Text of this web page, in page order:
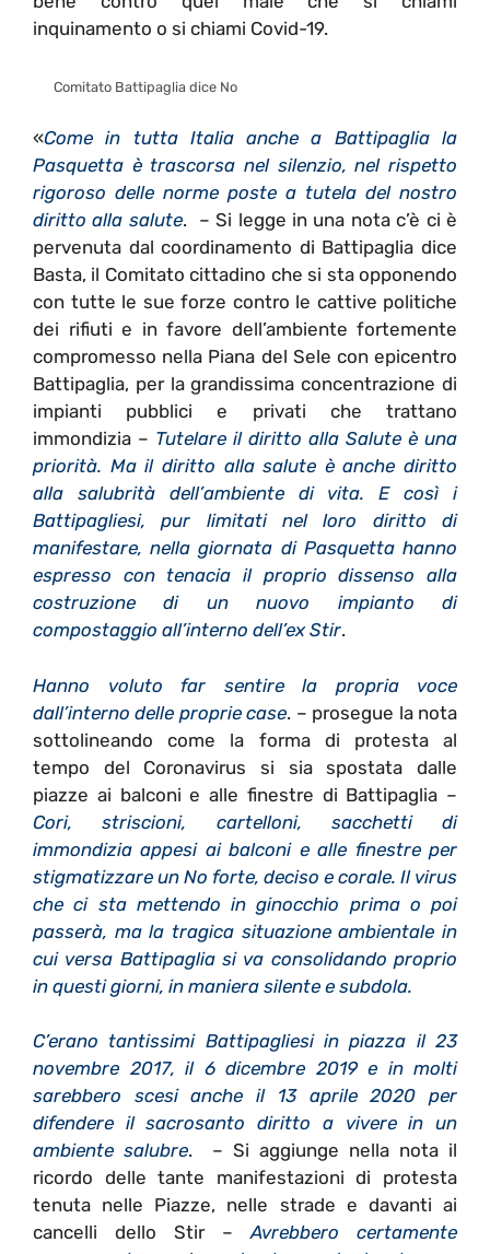
inquinamento o si chiami Covid-19.
Comitato Battipaglia dice No
«Come in tutta Italia anche a Battipaglia la
Pasquetta è trascorsa nel silenzio, nel rispetto
rigoroso delle norme poste a tutela del nostro
diritto alla salute. – Si legge in una nota c’è ci è
pervenuta dal coordinamento di Battipaglia dice
Basta, il Comitato cittadino che si sta opponendo
con tutte le sue forze contro le cattive politiche
dei rifiuti e in favore dell’ambiente fortemente
compromesso nella Piana del Sele con epicentro
Battipaglia, per la grandissima concentrazione di
impianti pubblici e privati che trattano
immondizia – Tutelare il diritto alla Salute è una
priorità. Ma il diritto alla salute è anche diritto
alla salubrità dell’ambiente di vita. E così i
Battipagliesi, pur limitati nel loro diritto di
manifestare, nella giornata di Pasquetta hanno
espresso con tenacia il proprio dissenso alla
costruzione di un nuovo impianto di
compostaggio all’interno dell’ex Stir.
Hanno voluto far sentire la propria voce
dall’interno delle proprie case. – prosegue la nota
sottolineando come la forma di protesta al
tempo del Coronavirus si sia spostata dalle
piazze ai balconi e alle finestre di Battipaglia –
Cori, striscioni, cartelloni, sacchetti di
immondizia appesi ai balconi e alle finestre per
stigmatizzare un No forte, deciso e corale. Il virus
che ci sta mettendo in ginocchio prima o poi
passerà, ma la tragica situazione ambientale in
cui versa Battipaglia si va consolidando proprio
in questi giorni, in maniera silente e subdola.
C’erano tantissimi Battipagliesi in piazza il 23
novembre 2017, il 6 dicembre 2019 e in molti
sarebbero scesi anche il 13 aprile 2020 per
difendere il sacrosanto diritto a vivere in un
ambiente salubre. – Si aggiunge nella nota il
ricordo delle tante manifestazioni di protesta
tenuta nelle Piazze, nelle strade e davanti ai
cancelli dello Stir –Avrebbero certamente